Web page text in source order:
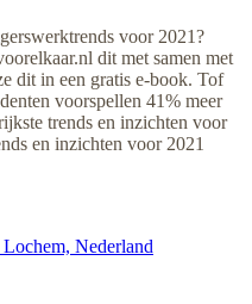
voor 2021?
dit met samen met
dit in een gratis e-book. Tof
voorspellen 41% meer
trends en inzichten voor
en inzichten voor 2021
Nederland